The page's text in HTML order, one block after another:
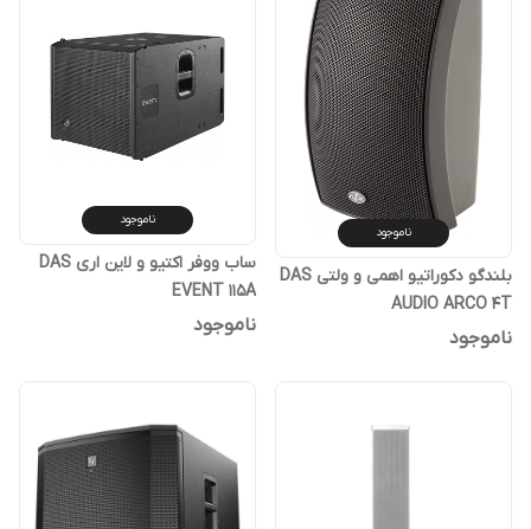
ناموجود
بلندگو دکوراتیو اهمی و ولتی DAS
AUDIO ARCO 4T
ناموجود
ناموجود
ساب ووفر اکتیو و لاین اری DAS
EVENT 115A
ناموجود